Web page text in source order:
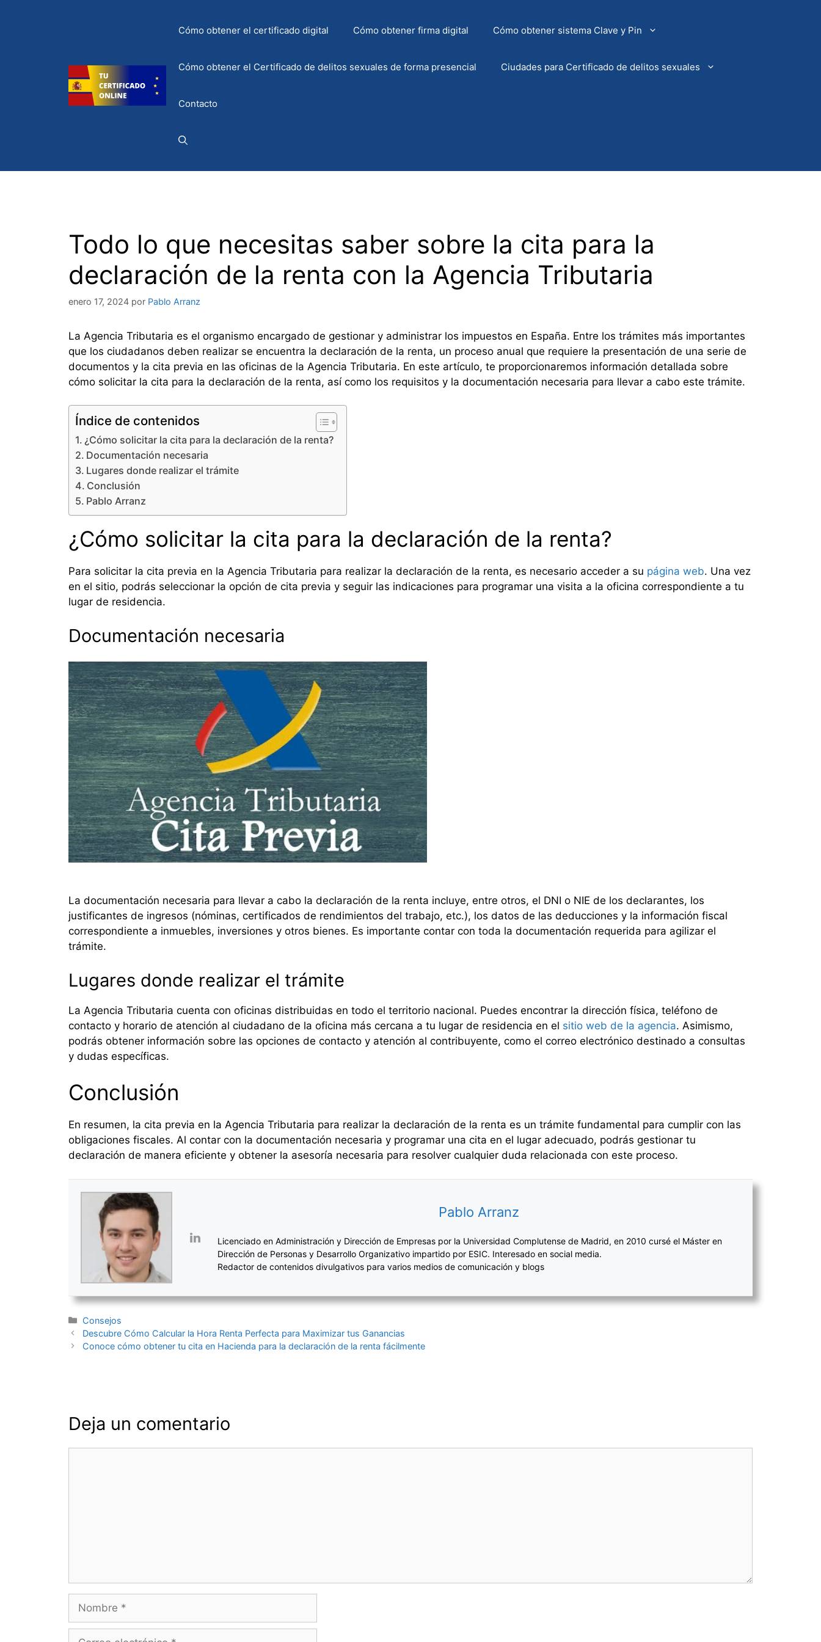
Cómo obtener el certificado digital Cómo obtener firma digital Cómo obtener sistema Clave y Pin
Cómo obtener el Certificado de delitos sexuales de forma presencial Ciudades para Certificado de delitos sexuales
Contacto
Todo lo que necesitas saber sobre la cita para la
declaración de la renta con la Agencia Tributaria
enero 17, 2024 por Pablo Arranz
La Agencia Tributaria es el organismo encargado de gestionar y administrar los impuestos en España. Entre los trámites más importantes
que los ciudadanos deben realizar se encuentra la declaración de la renta, un proceso anual que requiere la presentación de una serie de
documentos y la cita previa en las oficinas de la Agencia Tributaria. En este artículo, te proporcionaremos información detallada sobre
cómo solicitar la cita para la declaración de la renta, así como los requisitos y la documentación necesaria para llevar a cabo este trámite.
Índice de contenidos
¿Cómo solicitar la cita para la declaración de la renta?
Documentación necesaria
Lugares donde realizar el trámite
Conclusión
Pablo Arranz
¿Cómo solicitar la cita para la declaración de la renta?
Para solicitar la cita previa en la Agencia Tributaria para realizar la declaración de la renta, es necesario acceder a su página web. Una vez
en el sitio, podrás seleccionar la opción de cita previa y seguir las indicaciones para programar una visita a la oficina correspondiente a tu
lugar de residencia.
Documentación necesaria
La documentación necesaria para llevar a cabo la declaración de la renta incluye, entre otros, el DNI o NIE de los declarantes, los
justificantes de ingresos (nóminas, certificados de rendimientos del trabajo, etc.), los datos de las deducciones y la información fiscal
correspondiente a inmuebles, inversiones y otros bienes. Es importante contar con toda la documentación requerida para agilizar el
trámite.
Lugares donde realizar el trámite
La Agencia Tributaria cuenta con oficinas distribuidas en todo el territorio nacional. Puedes encontrar la dirección física, teléfono de
contacto y horario de atención al ciudadano de la oficina más cercana a tu lugar de residencia en el sitio web de la agencia. Asimismo,
podrás obtener información sobre las opciones de contacto y atención al contribuyente, como el correo electrónico destinado a consultas
y dudas específicas.
Conclusión
En resumen, la cita previa en la Agencia Tributaria para realizar la declaración de la renta es un trámite fundamental para cumplir con las
obligaciones fiscales. Al contar con la documentación necesaria y programar una cita en el lugar adecuado, podrás gestionar tu
declaración de manera eficiente y obtener la asesoría necesaria para resolver cualquier duda relacionada con este proceso.
Pablo Arranz
Licenciado en Administración y Dirección de Empresas por la Universidad Complutense de Madrid, en 2010 cursé el Máster en
Dirección de Personas y Desarrollo Organizativo impartido por ESIC. Interesado en social media.
Redactor de contenidos divulgativos para varios medios de comunicación y blogs
Categorías
Consejos
Navegación
de
Descubre Cómo Calcular la Hora Renta Perfecta para Maximizar tus Ganancias
Conoce cómo obtener tu cita en Hacienda para la declaración de la renta fácilmente
Deja un comentario